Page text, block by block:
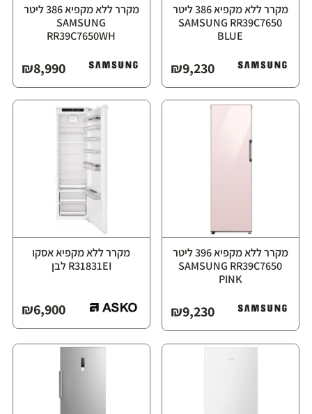
מקרר ללא מקפיא ‏386 ליטר
⁦SAMSUNG RR39C7650
BLUE⁩
₪9,230
מקרר ללא מקפיא ‏386 ליטר
⁦SAMSUNG
RR39C7650WH⁩
₪8,990
מקרר ללא מקפיא ‏396 ליטר
⁦SAMSUNG RR39C7650
PINK⁩
₪9,230
מקרר ללא מקפיא אסקו
R31831EI לבן
₪6,900